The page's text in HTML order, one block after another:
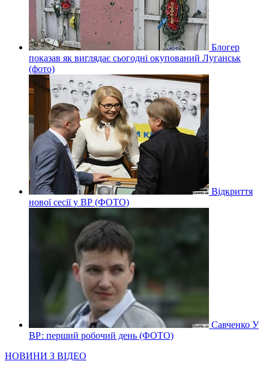
Блогер
показав як виглядає сьогодні окупований Луганськ
(фото)
Відкриття
нової сесії у ВР (ФОТО)
Савченко У
ВР: перший робочий день (ФОТО)
НОВИНИ З ВІДЕО